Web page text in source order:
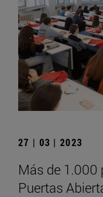
27 | 03 | 2023
Más de 1.000
Puertas